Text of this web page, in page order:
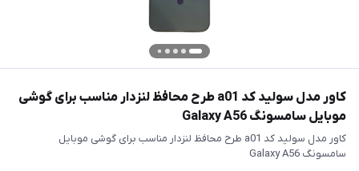
کاور مدل سولید کد a01 طرح محافظ لنزدار مناسب برای گوشی
موبایل سامسونگ Galaxy A56
کاور مدل سولید کد a01 طرح محافظ لنزدار مناسب برای گوشی موبایل
سامسونگ Galaxy A56